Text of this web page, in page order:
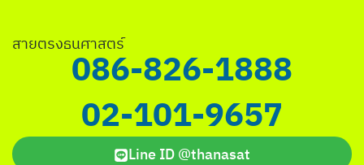
สายตรงธนศาสตร์
086-826-1888
02-101-9657
Line ID @thanasat